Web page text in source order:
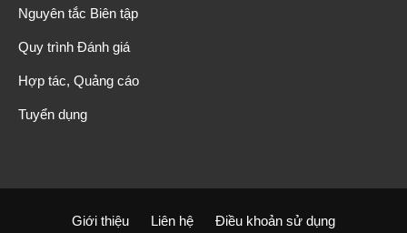
Nguyên tắc Biên tập
Quy trình Đánh giá
Hợp tác, Quảng cáo
Tuyển dụng
Giới thiệu Liên hệ Điều khoản sử dụng